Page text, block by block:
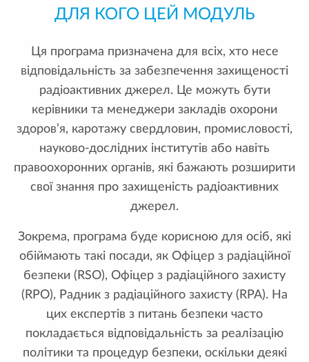
ДЛЯ КОГО ЦЕЙ МОДУЛЬ
Ця програма призначена для всіх, хто несе
відповідальність за забезпечення захищеності
радіоактивних джерел. Це можуть бути
керівники та менеджери закладів охорони
здоров’я, каротажу свердловин, промисловості,
науково-дослідних інститутів або навіть
правоохоронних органів, які бажають розширити
свої знання про захищеність радіоактивних
джерел.
Зокрема, програма буде корисною для осіб, які
обіймають такі посади, як Офіцер з радіаційної
безпеки (RSO), Офіцер з радіаційного захисту
(RPO), Радник з радіаційного захисту (RPA). На
цих експертів з питань безпеки часто
покладається відповідальність за реалізацію
політики та процедур безпеки, оскільки деякі